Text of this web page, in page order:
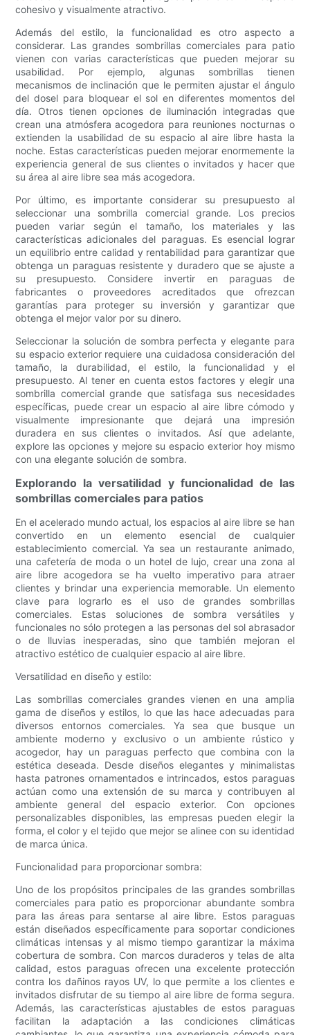
cohesivo y visualmente atractivo.
Además del estilo, la funcionalidad es otro aspecto a
considerar. Las grandes sombrillas comerciales para patio
vienen con varias características que pueden mejorar su
usabilidad. Por ejemplo, algunas sombrillas tienen
mecanismos de inclinación que le permiten ajustar el ángulo
del dosel para bloquear el sol en diferentes momentos del
día. Otros tienen opciones de iluminación integradas que
crean una atmósfera acogedora para reuniones nocturnas o
extienden la usabilidad de su espacio al aire libre hasta la
noche. Estas características pueden mejorar enormemente la
experiencia general de sus clientes o invitados y hacer que
su área al aire libre sea más acogedora.
Por último, es importante considerar su presupuesto al
seleccionar una sombrilla comercial grande. Los precios
pueden variar según el tamaño, los materiales y las
características adicionales del paraguas. Es esencial lograr
un equilibrio entre calidad y rentabilidad para garantizar que
obtenga un paraguas resistente y duradero que se ajuste a
su presupuesto. Considere invertir en paraguas de
fabricantes o proveedores acreditados que ofrezcan
garantías para proteger su inversión y garantizar que
obtenga el mejor valor por su dinero.
Seleccionar la solución de sombra perfecta y elegante para
su espacio exterior requiere una cuidadosa consideración del
tamaño, la durabilidad, el estilo, la funcionalidad y el
presupuesto. Al tener en cuenta estos factores y elegir una
sombrilla comercial grande que satisfaga sus necesidades
específicas, puede crear un espacio al aire libre cómodo y
visualmente impresionante que dejará una impresión
duradera en sus clientes o invitados. Así que adelante,
explore las opciones y mejore su espacio exterior hoy mismo
con una elegante solución de sombra.
Explorando la versatilidad y funcionalidad de las
sombrillas comerciales para patios
En el acelerado mundo actual, los espacios al aire libre se han
convertido en un elemento esencial de cualquier
establecimiento comercial. Ya sea un restaurante animado,
una cafetería de moda o un hotel de lujo, crear una zona al
aire libre acogedora se ha vuelto imperativo para atraer
clientes y brindar una experiencia memorable. Un elemento
clave para lograrlo es el uso de grandes sombrillas
comerciales. Estas soluciones de sombra versátiles y
funcionales no sólo protegen a las personas del sol abrasador
o de lluvias inesperadas, sino que también mejoran el
atractivo estético de cualquier espacio al aire libre.
Versatilidad en diseño y estilo:
Las sombrillas comerciales grandes vienen en una amplia
gama de diseños y estilos, lo que las hace adecuadas para
diversos entornos comerciales. Ya sea que busque un
ambiente moderno y exclusivo o un ambiente rústico y
acogedor, hay un paraguas perfecto que combina con la
estética deseada. Desde diseños elegantes y minimalistas
hasta patrones ornamentados e intrincados, estos paraguas
actúan como una extensión de su marca y contribuyen al
ambiente general del espacio exterior. Con opciones
personalizables disponibles, las empresas pueden elegir la
forma, el color y el tejido que mejor se alinee con su identidad
de marca única.
Funcionalidad para proporcionar sombra:
Uno de los propósitos principales de las grandes sombrillas
comerciales para patio es proporcionar abundante sombra
para las áreas para sentarse al aire libre. Estos paraguas
están diseñados específicamente para soportar condiciones
climáticas intensas y al mismo tiempo garantizar la máxima
cobertura de sombra. Con marcos duraderos y telas de alta
calidad, estos paraguas ofrecen una excelente protección
contra los dañinos rayos UV, lo que permite a los clientes e
invitados disfrutar de su tiempo al aire libre de forma segura.
Además, las características ajustables de estos paraguas
facilitan la adaptación a las condiciones climáticas